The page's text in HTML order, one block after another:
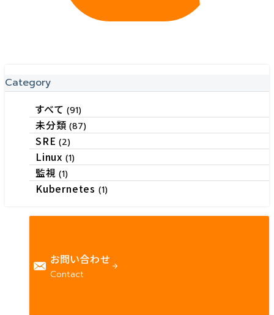
Category
すべて(91)
未分類(87)
SRE(2)
Linux (1)
監視(1)
Kubernetes (1)
お問い合わせ
Contact